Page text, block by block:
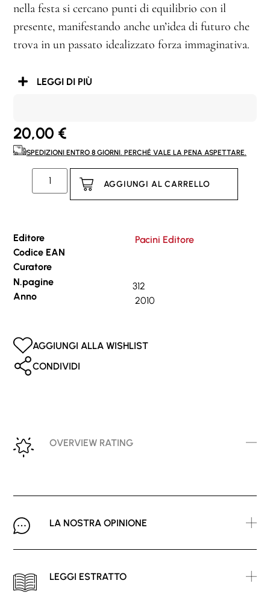
nella festa si cercano punti di equilibrio con il
presente, manifestando anche un’idea di futuro che
trova in un passato idealizzato forza immaginativa.
LEGGI DI PIÙ
20,00 €
SPEDIZIONI ENTRO 8 GIORNI. PERCHÉ VALE LA PENA ASPETTARE.
AGGIUNGI AL CARRELLO
Editore
Pacini Editore
Codice EAN
Curatore
N.pagine
312
Anno
2010
AGGIUNGI ALLA WISHLIST
CONDIVIDI
OVERVIEW RATING
LA NOSTRA OPINIONE
LEGGI ESTRATTO